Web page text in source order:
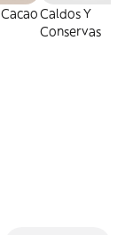
Caldos Y
Conservas